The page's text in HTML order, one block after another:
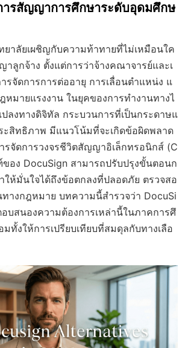
รสัญญาการศึกษาระดับอุดมศึกษ
ยาลัยเผชิญกับความท้าทายที่ไม่เหมือนใค
ลูกจ้าง ตั้งแต่การว่าจ้างคณาจารย์และเ
รจัดการการต่ออายุ การเลื่อนตำแหน่ง แ
หมายแรงงาน ในยุคของการทำงานทางไ
ลงทางดิจิทัล กระบวนการที่เป็นกระดาษแ
ะสิทธิภาพ มีแนวโน้มที่จะเกิดข้อผิดพลาด
รจัดการวงจรชีวิตสัญญาอิเล็กทรอนิกส์ (C
อง DocuSign สามารถปรับปรุงขั้นตอนก
ให้มั่นใจได้ถึงข้อตกลงที่ปลอดภัย ตรวจสอ
างกฎหมาย บทความนี้สำรวจว่า DocuSi
บสนองความต้องการเหล่านี้ในภาคการศึ
มทั้งให้การเปรียบเทียบที่สมดุลกับทางเลือ